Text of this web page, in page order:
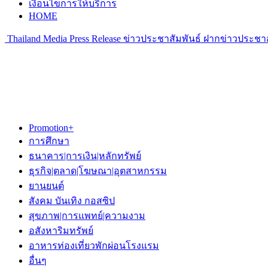
เงื่อนไขการให้บริการ
HOME
Thailand Media Press Release ข่าวประชาสัมพันธ์ ฝากข่าวประ
Promotion+
การศึกษา
ธนาคาร|การเงิน|หลักทรัพย์
ธุรกิจ|ตลาด|โฆษณา|อุตสาหกรรม
ยานยนต์
สังคม บันเทิง กอสซิป
สุขภาพ|การแพทย์|ความงาม
อสังหาริมทรัพย์
อาหารท่องเที่ยวพักผ่อนโรงแรม
อื่นๆ